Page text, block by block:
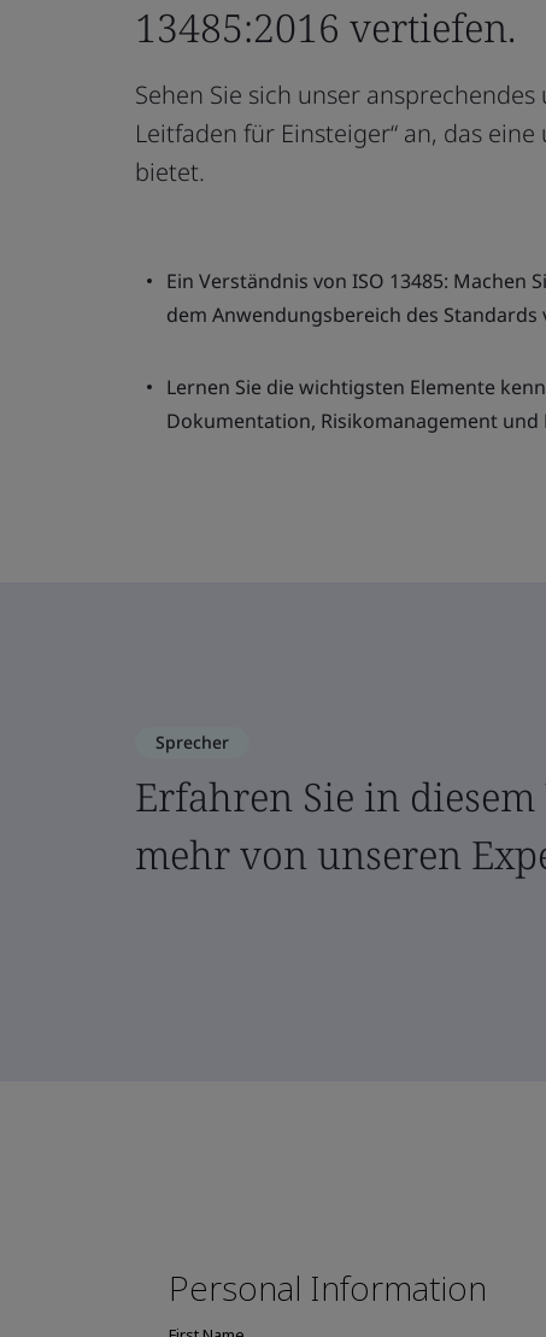
13485:2016 vertiefen.
Sehen Sie sich unser
Leitfaden für Einsteiger“ an, das
bietet.
Ein Verständnis von ISO 13485: Machen
dem Anwendungsbereich des Standards
Lernen Sie die wichtigsten Elemente
Dokumentation, Risikomanagement
Sprecher
Erfahren Sie in
mehr von unseren